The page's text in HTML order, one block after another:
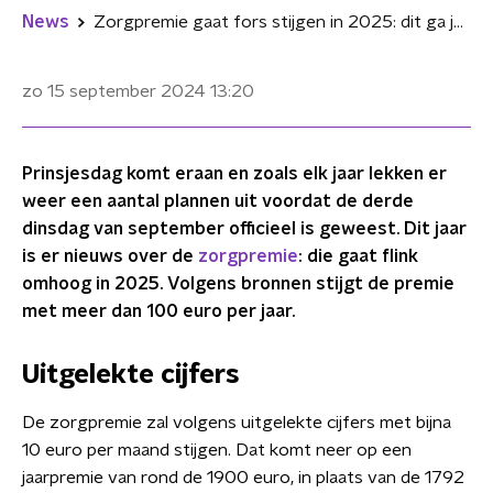
News Zorgpremie gaat fors stijgen in 2025: dit ga je waarschijnlijk meer betalen
zo 15 september 2024 13:20
Prinsjesdag komt eraan en zoals elk jaar lekken er
weer een aantal plannen uit voordat de derde
dinsdag van september officieel is geweest. Dit jaar
is er nieuws over de zorgpremie: die gaat flink
omhoog in 2025. Volgens bronnen stijgt de premie
met meer dan 100 euro per jaar.
Uitgelekte cijfers
De zorgpremie zal volgens uitgelekte cijfers met bijna
10 euro per maand stijgen. Dat komt neer op een
jaarpremie van rond de 1900 euro, in plaats van de 1792